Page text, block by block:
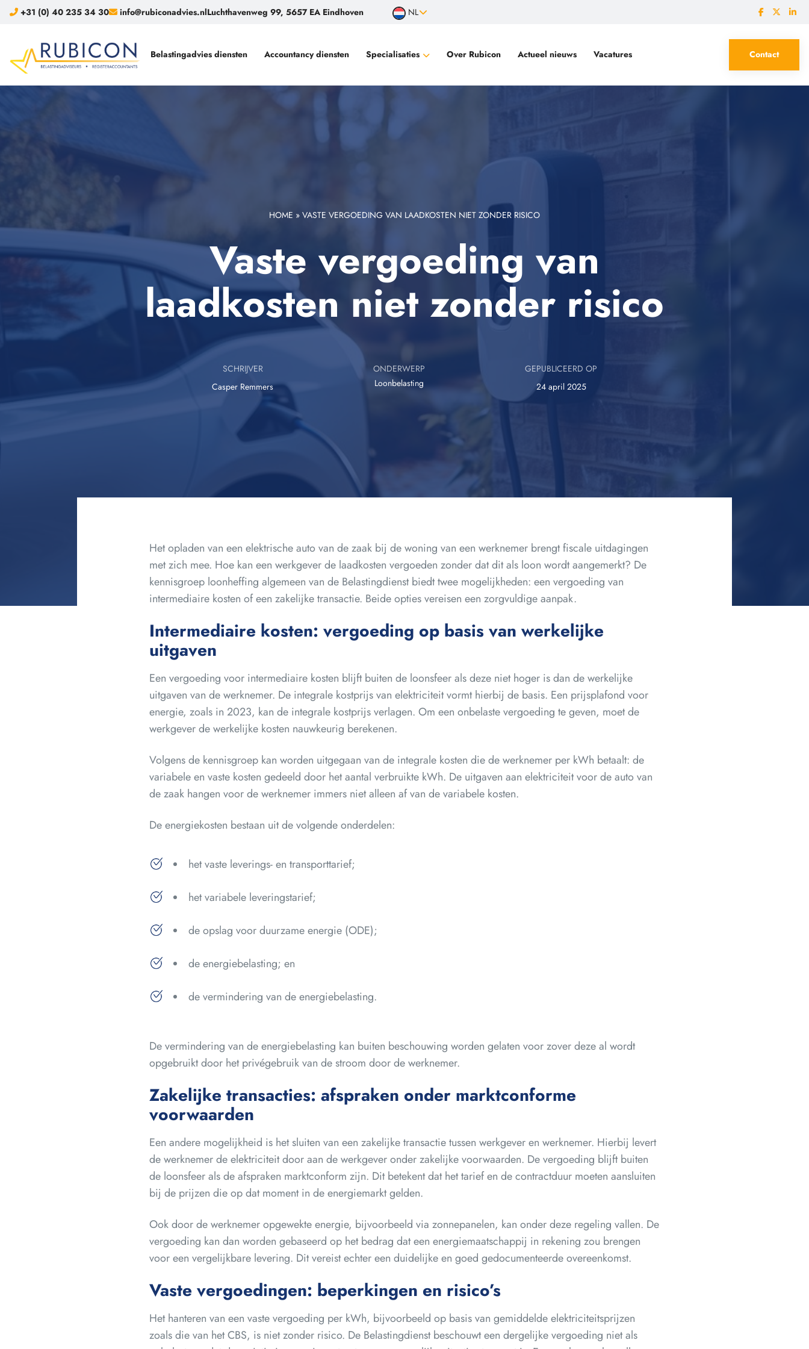
+31 (0) 40 235 34 30 info@rubiconadvies.nlLuchthavenweg 99, 5657 EA Eindhoven NL
Belastingadvies diensten Accountancy diensten Specialisaties
Wisselinstellingen en betaalinstellingen
Over Rubicon Actueel nieuws Vacatures Contact
HOME » VASTE VERGOEDING VAN LAADKOSTEN NIET ZONDER RISICO
Vaste vergoeding van
laadkosten niet zonder risico
SCHRIJVER
Casper Remmers
ONDERWERP
Loonbelasting
GEPUBLICEERD OP
24 april 2025
Het opladen van een elektrische auto van de zaak bij de woning van een werknemer brengt fiscale uitdagingen
met zich mee. Hoe kan een werkgever de laadkosten vergoeden zonder dat dit als loon wordt aangemerkt? De
kennisgroep loonheffing algemeen van de Belastingdienst biedt twee mogelijkheden: een vergoeding van
intermediaire kosten of een zakelijke transactie. Beide opties vereisen een zorgvuldige aanpak.
Intermediaire kosten: vergoeding op basis van werkelijke
uitgaven
Een vergoeding voor intermediaire kosten blijft buiten de loonsfeer als deze niet hoger is dan de werkelijke
uitgaven van de werknemer. De integrale kostprijs van elektriciteit vormt hierbij de basis. Een prijsplafond voor
energie, zoals in 2023, kan de integrale kostprijs verlagen. Om een onbelaste vergoeding te geven, moet de
werkgever de werkelijke kosten nauwkeurig berekenen.
Volgens de kennisgroep kan worden uitgegaan van de integrale kosten die de werknemer per kWh betaalt: de
variabele en vaste kosten gedeeld door het aantal verbruikte kWh. De uitgaven aan elektriciteit voor de auto van
de zaak hangen voor de werknemer immers niet alleen af van de variabele kosten.
De energiekosten bestaan uit de volgende onderdelen:
het vaste leverings- en transporttarief;
het variabele leveringstarief;
de opslag voor duurzame energie (ODE);
de energiebelasting; en
de vermindering van de energiebelasting.
De vermindering van de energiebelasting kan buiten beschouwing worden gelaten voor zover deze al wordt
opgebruikt door het privégebruik van de stroom door de werknemer.
Zakelijke transacties: afspraken onder marktconforme
voorwaarden
Een andere mogelijkheid is het sluiten van een zakelijke transactie tussen werkgever en werknemer. Hierbij levert
de werknemer de elektriciteit door aan de werkgever onder zakelijke voorwaarden. De vergoeding blijft buiten
de loonsfeer als de afspraken marktconform zijn. Dit betekent dat het tarief en de contractduur moeten aansluiten
bij de prijzen die op dat moment in de energiemarkt gelden.
Ook door de werknemer opgewekte energie, bijvoorbeeld via zonnepanelen, kan onder deze regeling vallen. De
vergoeding kan dan worden gebaseerd op het bedrag dat een energiemaatschappij in rekening zou brengen
voor een vergelijkbare levering. Dit vereist echter een duidelijke en goed gedocumenteerde overeenkomst.
Vaste vergoedingen: beperkingen en risico’s
Het hanteren van een vaste vergoeding per kWh, bijvoorbeeld op basis van gemiddelde elektriciteitsprijzen
zoals die van het CBS, is niet zonder risico. De Belastingdienst beschouwt een dergelijke vergoeding niet als